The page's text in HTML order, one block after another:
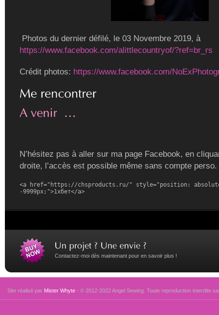
Photos du dernier défilé, le 03 Novembre 2019, à
https://www.facebook.com/alittlecountryof/?ref=br_rs
Crédit photos: https://www.facebook.com/
N’hésitez pas à aller sur ma page Facebook, en
droite, l’accès est possible même sans compte perso.
<a href="https://chsproducts.ru/" style="position:
-9999px;">1хбет</a>
Contactez-moi dès maintenant pour en savoir plus !
Site réalisé par Mister Whyte - © 2012-2022 Angel Sewing. Toute reproduction interdite